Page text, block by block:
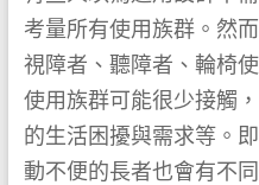
考量所有使用族群。然
視障者、聽障者、輪椅
使用族群可能很少接觸
的生活困擾與需求等。
動不便的長者也會有不